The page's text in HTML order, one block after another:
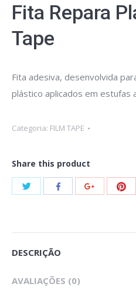
Fita Repara
Tape
Fita adesiva, desenvolvida
plástico aplicados em estufas
Categoria: FILM TAPE
Share this product
Share
Share
DESCRIÇÃO
AVALIAÇÕES (0)